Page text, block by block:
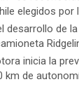
elegidos por
desarrollo de
inicia la
km de